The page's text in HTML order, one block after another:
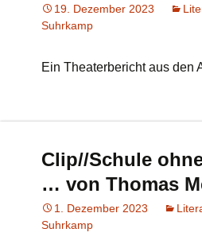
19. Dezember 2023
Suhrkamp
Ein Theaterbericht aus den
Clip//Schule
… von Thomas
1. Dezember 2023
Suhrkamp